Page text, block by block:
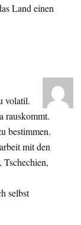
Land einen
volatil.
rauskommt.
bestimmen.
mit den
selbst